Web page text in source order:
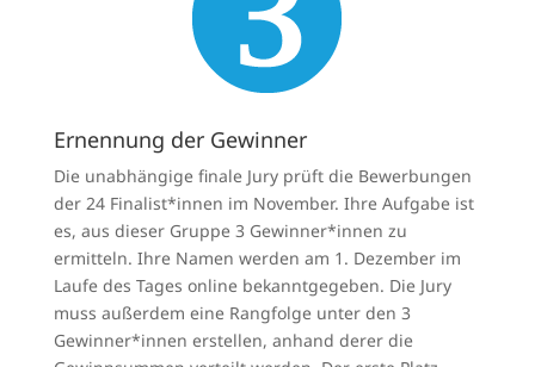
Ernennung der Gewinner
Die unabhängige finale Jury prüft die Bewerbungen
der 24 Finalist*innen im November. Ihre Aufgabe ist
es, aus dieser Gruppe 3 Gewinner*innen zu
ermitteln. Ihre Namen werden am 1. Dezember im
Laufe des Tages online bekanntgegeben. Die Jury
muss außerdem eine Rangfolge unter den 3
Gewinner*innen erstellen, anhand derer die